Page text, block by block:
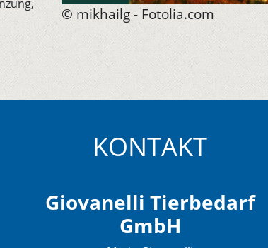
© mikhailg - Fotolia.com
KONTAKT
Giovanelli Tierbedarf
GmbH